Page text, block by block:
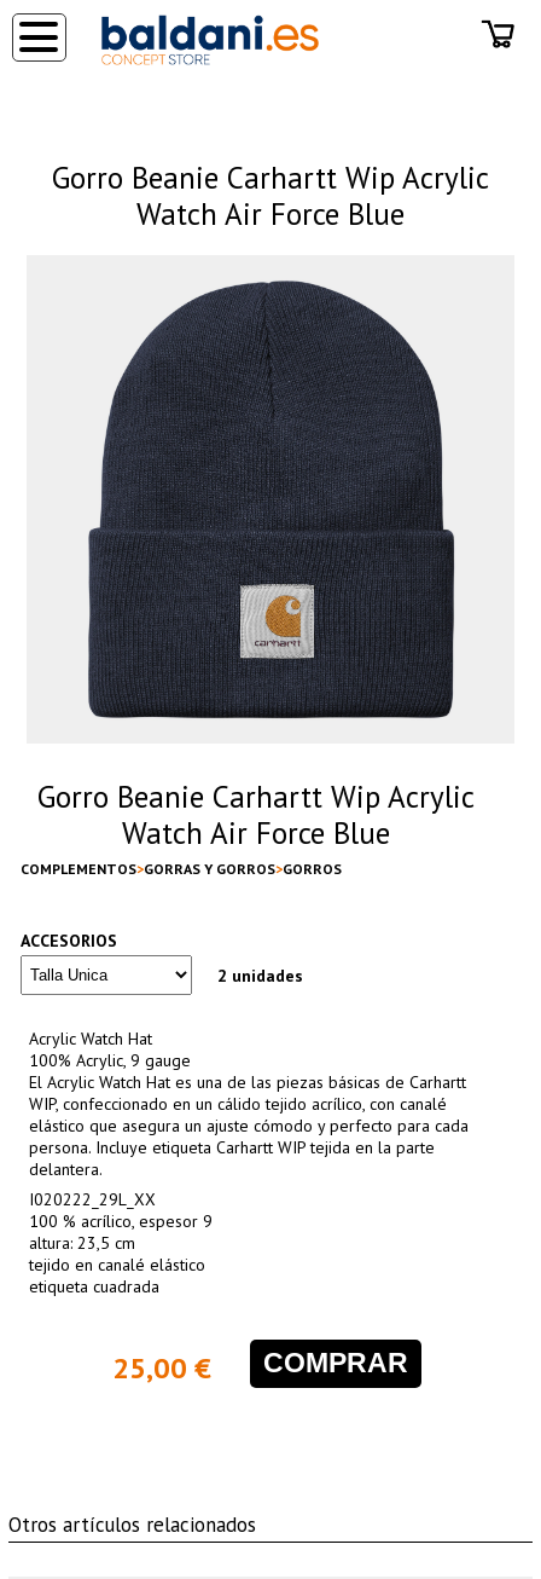
Gorro Beanie Carhartt Wip Acrylic
Watch Air Force Blue
Gorro Beanie Carhartt Wip Acrylic
Watch Air Force Blue
COMPLEMENTOS GORRAS Y GORROS GORROS
ACCESORIOS
2 unidades
Acrylic Watch Hat
100% Acrylic, 9 gauge
El Acrylic Watch Hat es una de las piezas básicas de Carhartt
WIP, confeccionado en un cálido tejido acrílico, con canalé
elástico que asegura un ajuste cómodo y perfecto para cada
persona. Incluye etiqueta Carhartt WIP tejida en la parte
delantera.
I020222_29L_XX
100 % acrílico, espesor 9
altura: 23,5 cm
tejido en canalé elástico
etiqueta cuadrada
25,00 € COMPRAR
Otros artículos relacionados